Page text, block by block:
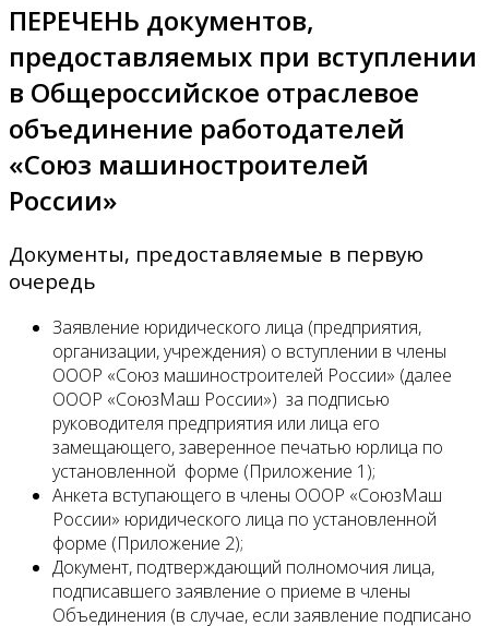
ПЕРЕЧЕНЬ документов,
предоставляемых при вступлении
в Общероссийское отраслевое
объединение работодателей
«Союз машиностроителей
России»
Документы, предоставляемые в первую
очередь
Заявление юридического лица (предприятия,
организации, учреждения) о вступлении в члены
ОООР «Союз машиностроителей России» (далее
ОООР «СоюзМаш России») за подписью
руководителя предприятия или лица его
замещающего, заверенное печатью юрлица по
установленной форме (Приложение 1);
Анкета вступающего в члены ОООР «СоюзМаш
России» юридического лица по установленной
форме (Приложение 2);
Документ, подтверждающий полномочия лица,
подписавшего заявление о приеме в члены
Объединения (в случае, если заявление подписано